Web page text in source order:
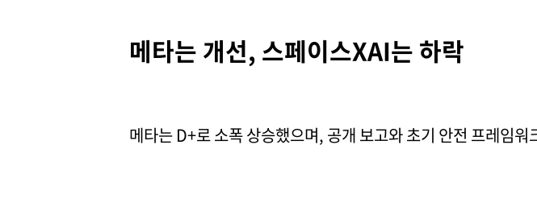
메타는 개선, 스페이스XAI는 하락
메타는 D+로 소폭 상승했으며, 공개 보고와 초기 안전 프레임워